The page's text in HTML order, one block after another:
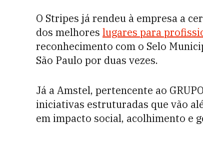
O Stripes já rendeu à empresa a
dos melhores lugares para
reconhecimento com o Selo
São Paulo por duas vezes.
Já a Amstel, pertencente ao
iniciativas estruturadas que vão
em impacto social, acolhimento e